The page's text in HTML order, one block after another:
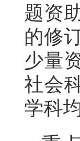
题资
的修
少量
社会
学科